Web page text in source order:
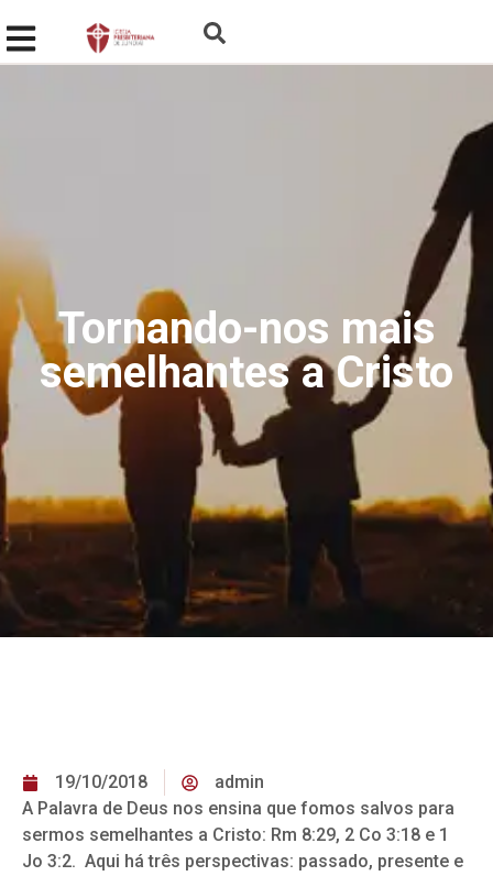
Tornando-nos mais
semelhantes a Cristo
19/10/2018
admin
A Palavra de Deus nos ensina que fomos salvos para
sermos semelhantes a Cristo: Rm 8:29, 2 Co 3:18 e 1
Jo 3:2. Aqui há três perspectivas: passado, presente e